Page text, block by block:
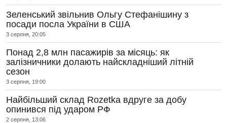
Зеленський звільнив Ольгу Стефанішину з
посади посла України в США
3 серпня, 20:05
Понад 2,8 млн пасажирів за місяць: як
залізничники долають найскладніший літній
сезон
3 серпня, 19:00
Найбільший склад Rozetka вдруге за добу
опинився під ударом РФ
2 серпня, 13:06